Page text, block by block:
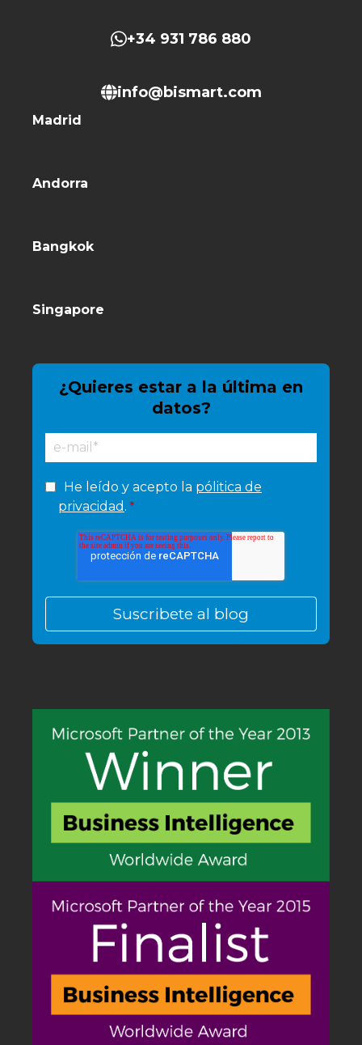
+34 931 786 880
info@bismart.com
Madrid
Andorra
Bangkok
Singapore
¿Quieres estar a la última en
datos?
He leído y acepto la pólitica de
privacidad . *